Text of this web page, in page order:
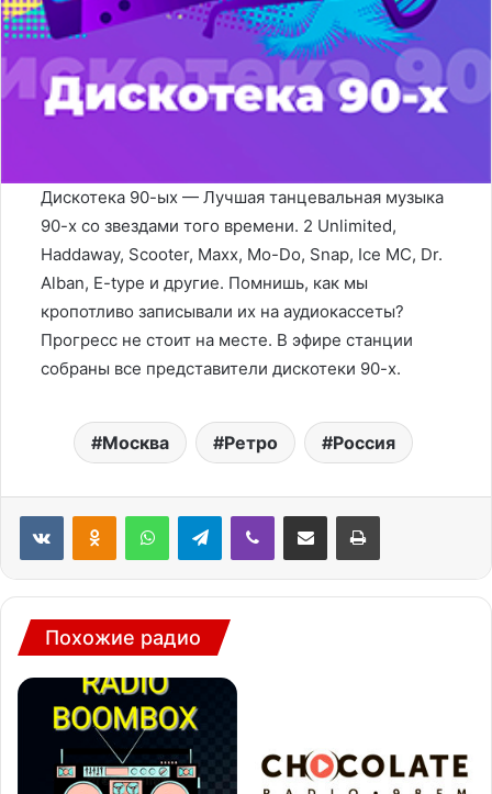
Дискотека 90-ых — Лучшая танцевальная музыка
90-х со звездами того времени. 2 Unlimited,
Haddaway, Scooter, Maxx, Mo-Do, Snap, Ice MC, Dr.
Alban, E-type и другие. Помнишь, как мы
кропотливо записывали их на аудиокассеты?
Прогресс не стоит на месте. В эфире станции
собраны все представители дискотеки 90-х.
Москва Ретро Россия
WhatsAppTelegramViber Поделиться через электронную почту Печатать
Похожие радио